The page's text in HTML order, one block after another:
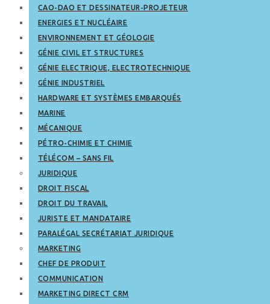
CAO-DAO ET DESSINATEUR-PROJETEUR
ENERGIES ET NUCLÉAIRE
ENVIRONNEMENT ET GÉOLOGIE
GÉNIE CIVIL ET STRUCTURES
GÉNIE ELECTRIQUE, ELECTROTECHNIQUE
GÉNIE INDUSTRIEL
HARDWARE ET SYSTÈMES EMBARQUÉS
MARINE
MÉCANIQUE
PÉTRO-CHIMIE ET CHIMIE
TÉLÉCOM – SANS FIL
JURIDIQUE
DROIT FISCAL
DROIT DU TRAVAIL
JURISTE ET MANDATAIRE
PARALÉGAL SECRÉTARIAT JURIDIQUE
MARKETING
CHEF DE PRODUIT
COMMUNICATION
MARKETING DIRECT CRM